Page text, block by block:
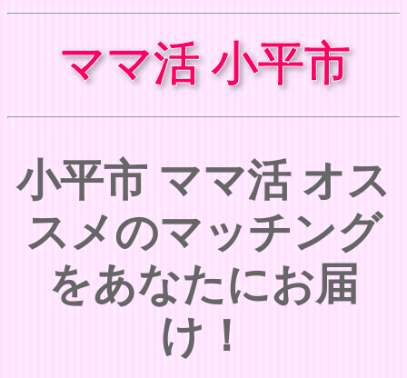
ママ活 小平市
小平市 ママ活 オス
スメのマッチング
をあなたにお届
け！